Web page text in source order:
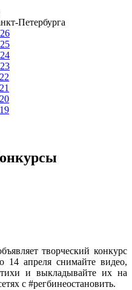
Петербурга
творческий конкурс
14 апреля снимайте видео,
и выкладывайте их на
с #регбинеостановить.